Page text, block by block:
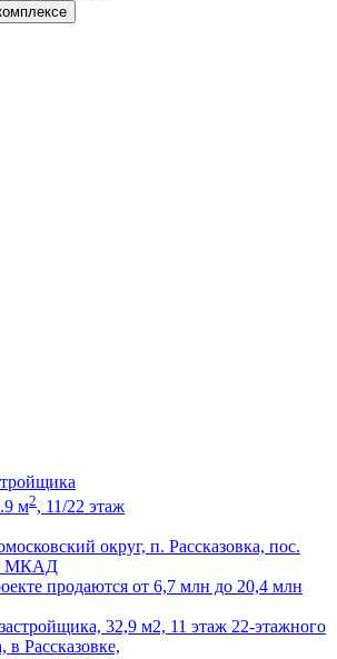
м2, 11/22 этаж
округ, п. Рассказовка, пос.
МКАД
продаются от 6,7 млн до 20,4 млн
32,9 м2, 11 этаж 22-этажного
Рассказовке,